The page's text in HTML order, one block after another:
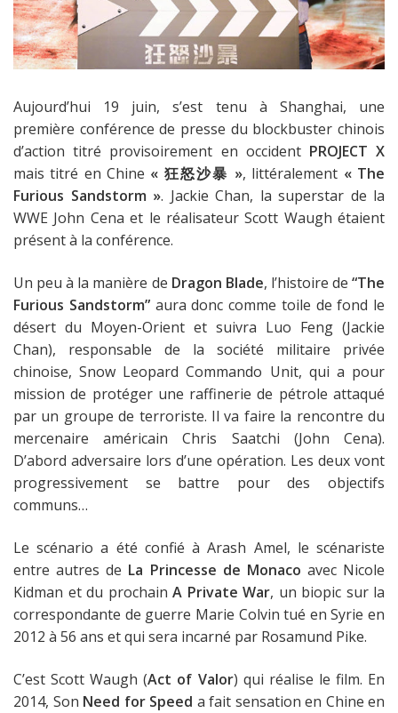
Aujourd’hui 19 juin, s’est tenu à Shanghai, une
première conférence de presse du blockbuster chinois
d’action titré provisoirement en occident PROJECT X
mais titré en Chine « 狂怒沙暴 », littéralement « The
Furious Sandstorm ». Jackie Chan, la superstar de la
WWE John Cena et le réalisateur Scott Waugh étaient
présent à la conférence.
Un peu à la manière de Dragon Blade, l’histoire de“The
Furious Sandstorm”aura donc comme toile de fond le
désert du Moyen-Orient et suivra Luo Feng (Jackie
Chan), responsable de la société militaire privée
chinoise, Snow Leopard Commando Unit, qui a pour
mission de protéger une raffinerie de pétrole attaqué
par un groupe de terroriste. Il va faire la rencontre du
mercenaire américain Chris Saatchi (John Cena).
D’abord adversaire lors d’une opération. Les deux vont
progressivement se battre pour des objectifs
communs…
Le scénario a été confié à Arash Amel, le scénariste
entre autres de La Princesse de Monaco avec Nicole
Kidman et du prochain A Private War, un biopic sur la
correspondante de guerre Marie Colvin tué en Syrie en
2012 à 56 ans et qui sera incarné par Rosamund Pike.
C’est Scott Waugh (Act of Valor) qui réalise le film. En
2014, Son Need for Speed ​​a fait sensation en Chine en